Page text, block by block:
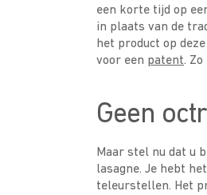
een korte tijd op
in plaats van de
het product op
voor een patent.
Geen
Maar stel nu dat u
lasagne. Je hebt
teleurstellen. Het